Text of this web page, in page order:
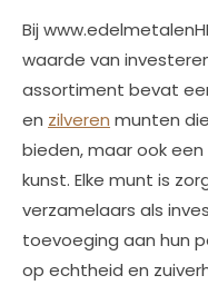
Bij
waarde van
assortiment bevat
en zilveren munten
bieden, maar ook
kunst. Elke munt is
verzamelaars als
toevoeging aan hun
op echtheid en